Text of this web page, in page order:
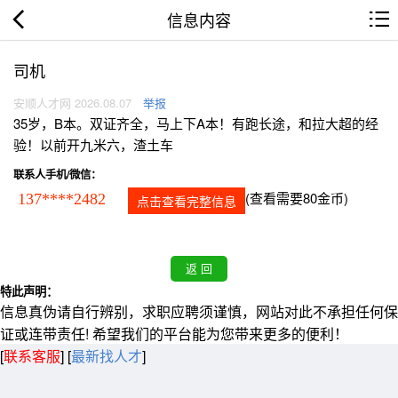
信息内容
司机
安顺人才网 2026.08.07 举报
35岁，B本。双证齐全，马上下A本！有跑长途，和拉大超的经
验！以前开九米六，渣土车
联系人手机/微信：
137****2482 点击查看完整信息 (查看需要80金币)
特此声明：
信息真伪请自行辨别，求职应聘须谨慎，网站对此不承担任何保
证或连带责任! 希望我们的平台能为您带来更多的便利！
[联系客服] [最新找人才]